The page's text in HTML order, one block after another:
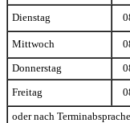
Dienstag
Mittwoch
Donnerstag
Freitag
oder nach Terminabsprache